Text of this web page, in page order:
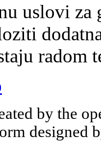
uslovi za
radom
by the
designed